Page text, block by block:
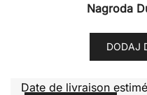
Nagroda
DODAJ
Date de livraison